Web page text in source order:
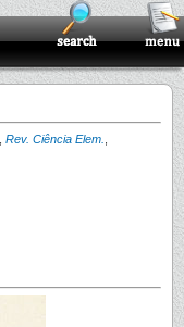
Rev. Ciência Elem.